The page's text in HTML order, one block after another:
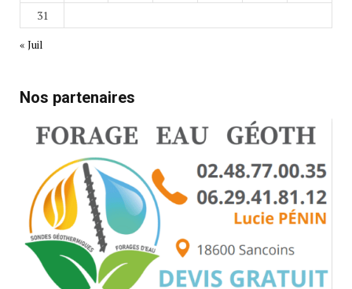
31
« Juil
Nos partenaires